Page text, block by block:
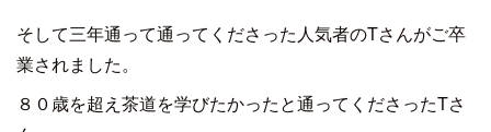
そして三年通って通ってくださった人気者のTさんがご卒
業されました。
８０歳を超え茶道を学びたかったと通ってくださったTさ